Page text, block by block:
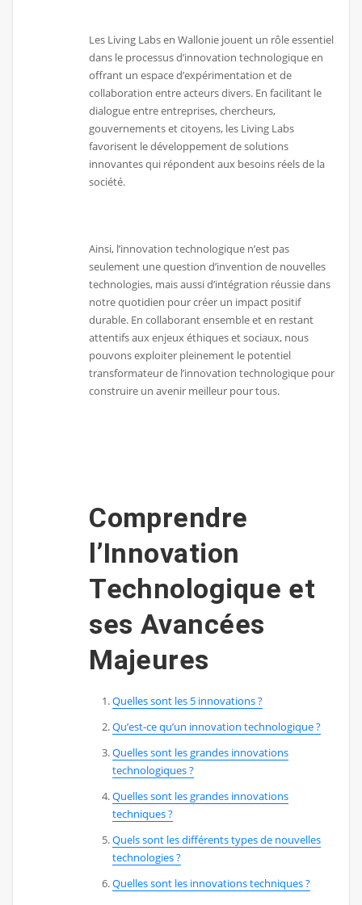
Les Living Labs en Wallonie jouent un rôle essentiel
dans le processus d’innovation technologique en
offrant un espace d’expérimentation et de
collaboration entre acteurs divers. En facilitant le
dialogue entre entreprises, chercheurs,
gouvernements et citoyens, les Living Labs
favorisent le développement de solutions
innovantes qui répondent aux besoins réels de la
société.
Ainsi, l’innovation technologique n’est pas
seulement une question d’invention de nouvelles
technologies, mais aussi d’intégration réussie dans
notre quotidien pour créer un impact positif
durable. En collaborant ensemble et en restant
attentifs aux enjeux éthiques et sociaux, nous
pouvons exploiter pleinement le potentiel
transformateur de l’innovation technologique pour
construire un avenir meilleur pour tous.
Comprendre
l’Innovation
Technologique et
ses Avancées
Majeures
Quelles sont les 5 innovations ?
Qu’est-ce qu’un innovation technologique ?
Quelles sont les grandes innovations
technologiques ?
Quelles sont les grandes innovations
techniques ?
Quels sont les différents types de nouvelles
technologies ?
Quelles sont les innovations techniques ?